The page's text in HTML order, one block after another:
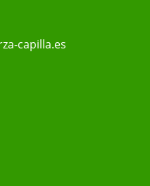
capilla.es